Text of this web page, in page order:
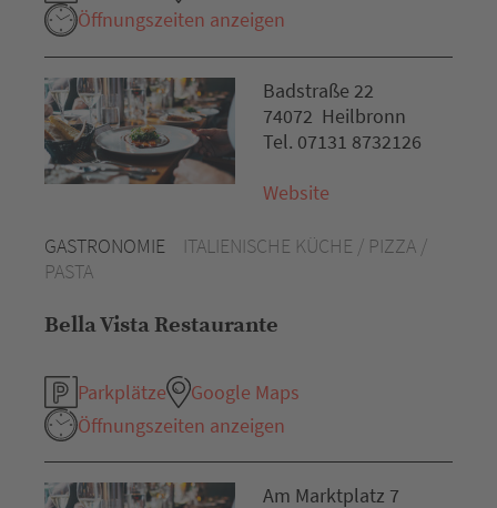
Öffnungszeiten anzeigen
GASTRONOMIE
ITALIENISCHE KÜCHE / PIZZA /
PASTA
Bella Vista Restaurante
Parkplätze
Google Maps
Öffnungszeiten anzeigen
Badstraße 22
74072 Heilbronn
Tel. 07131 8732126
Website
Am Marktplatz 7